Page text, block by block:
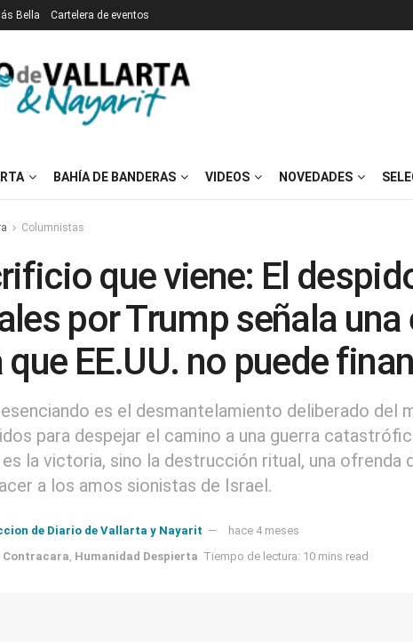
Bella Cartelera de eventos
BAHÍA DE BANDERAS VIDEOS NOVEDADES
Columnistas
que viene: El
por Trump señala
que EE.UU. no puede
es el desmantelamiento deliberado del
para despejar el camino a una guerra
la victoria, sino la destrucción ritual, una ofrenda
a los amos sionistas de Israel.
de Diario de Vallarta y Nayarit
hace 4 meses
Contracara Humanidad Despierta Tiempo de lectura: 10 mins read